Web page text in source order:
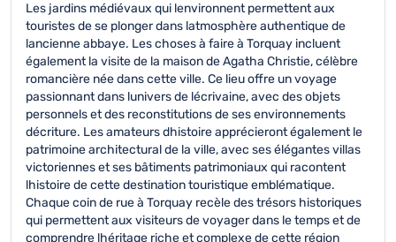
Les jardins médiévaux qui lenvironnent permettent aux
touristes de se plonger dans latmosphère authentique de
lancienne abbaye. Les choses à faire à Torquay incluent
également la visite de la maison de Agatha Christie, célèbre
romancière née dans cette ville. Ce lieu offre un voyage
passionnant dans lunivers de lécrivaine, avec des objets
personnels et des reconstitutions de ses environnements
décriture. Les amateurs dhistoire apprécieront également le
patrimoine architectural de la ville, avec ses élégantes villas
victoriennes et ses bâtiments patrimoniaux qui racontent
lhistoire de cette destination touristique emblématique.
Chaque coin de rue à Torquay recèle des trésors historiques
qui permettent aux visiteurs de voyager dans le temps et de
comprendre lhéritage riche et complexe de cette région